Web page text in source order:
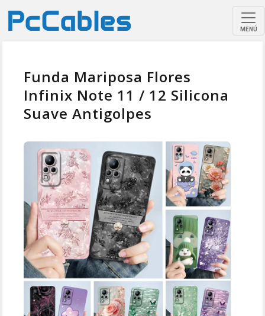
MENÚ
Funda Mariposa Flores
Infinix Note 11 / 12 Silicona
Suave Antigolpes